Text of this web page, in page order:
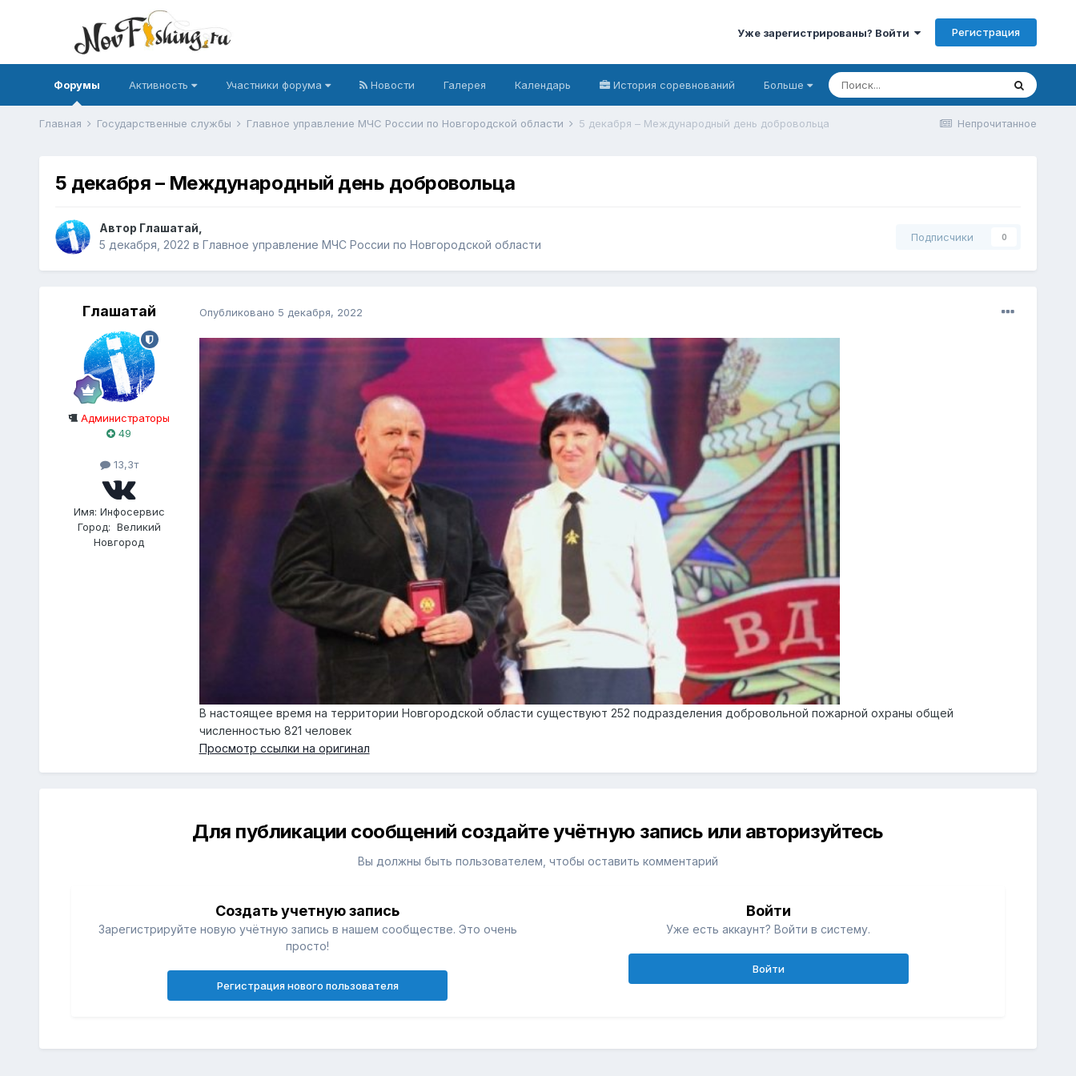
Уже зарегистрированы? Войти Регистрация
Форумы Активность Участники форума Новости Галерея Календарь История соревнований Больше
Непрочитанное
Главная Государственные службы Главное управление МЧС России по Новгородской области 5 декабря – Международный день добровольца
5 декабря – Международный день добровольца
Автор Глашатай
5 декабря, 2022 в Главное управление МЧС России по Новгородской области
Подписчики 0
Глашатай
Администраторы
49
13,3т
Имя: Инфосервис
Город: Великий
Новгород
Опубликовано 5 декабря, 2022
В настоящее время на территории Новгородской области существуют 252 подразделения добровольной пожарной охраны общей
численностью 821 человек
Просмотр ссылки на оригинал
Для публикации сообщений создайте учётную запись или авторизуйтесь
Вы должны быть пользователем, чтобы оставить комментарий
Создать учетную запись
Зарегистрируйте новую учётную запись в нашем сообществе. Это очень
просто!
Регистрация нового пользователя
Войти
Уже есть аккаунт? Войти в систему.
Войти